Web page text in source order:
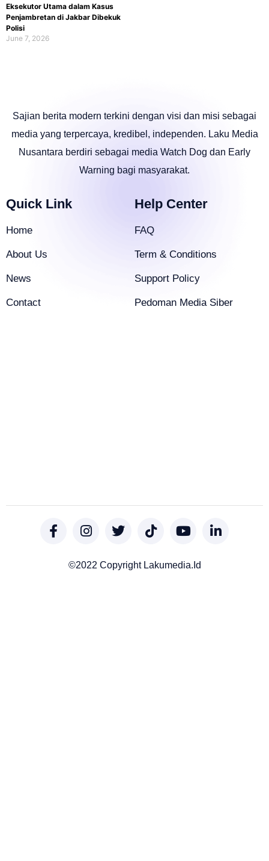
Eksekutor Utama dalam Kasus
Penjambretan di Jakbar Dibekuk
Polisi
June 7, 2026
Sajian berita modern terkini dengan visi dan misi sebagai
media yang terpercaya, kredibel, independen. Laku Media
Nusantara berdiri sebagai media Watch Dog dan Early
Warning bagi masyarakat.
Quick Link
Home
About Us
News
Contact
Help Center
FAQ
Term & Conditions
Support Policy
Pedoman Media Siber
©2022 Copyright Lakumedia.id